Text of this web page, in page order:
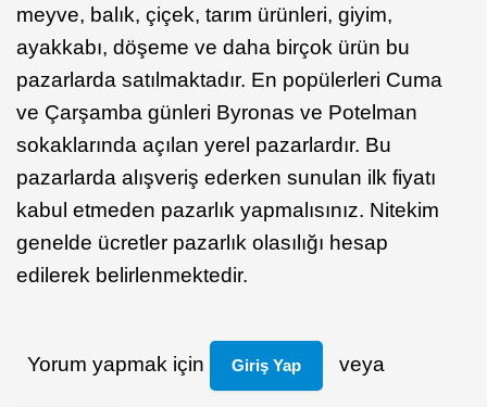
meyve, balık, çiçek, tarım ürünleri, giyim,
ayakkabı, döşeme ve daha birçok ürün bu
pazarlarda satılmaktadır. En popülerleri Cuma
ve Çarşamba günleri Byronas ve Potelman
sokaklarında açılan yerel pazarlardır. Bu
pazarlarda alışveriş ederken sunulan ilk fiyatı
kabul etmeden pazarlık yapmalısınız. Nitekim
genelde ücretler pazarlık olasılığı hesap
edilerek belirlenmektedir.
Yorum yapmak için Giriş Yap veya